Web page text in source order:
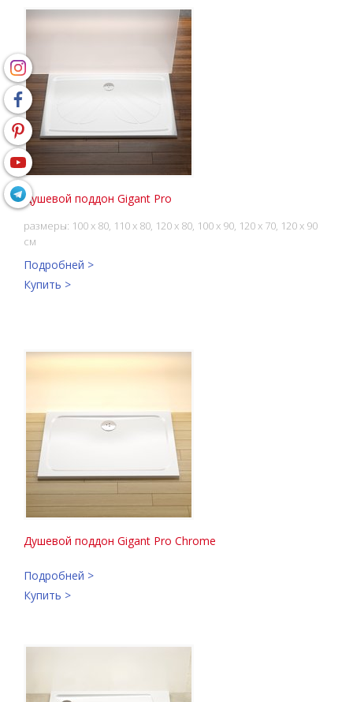
Душевой поддон Gigant Pro
размеры: 100 х 80, 110 х 80, 120 х 80, 100 x 90, 120 x 70, 120 х 90
см
Подробней >
Купить >
Душевой поддон Gigant Pro Chrome
Подробней >
Купить >